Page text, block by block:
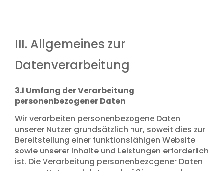
III. Allgemeines zur
Datenverarbeitung
3.1 Umfang der Verarbeitung
personenbezogener Daten
Wir verarbeiten personenbezogene Daten
unserer Nutzer grundsätzlich nur, soweit dies zur
Bereitstellung einer funktionsfähigen Website
sowie unserer Inhalte und Leistungen erforderlich
ist. Die Verarbeitung personenbezogener Daten